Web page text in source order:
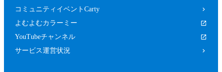
コミュニティイベントCarty
よむよむカラーミー
YouTubeチャンネル
サービス運営状況